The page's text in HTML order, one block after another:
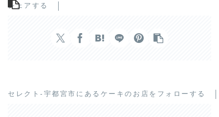
シェアする
セレクト-宇都宮市にあるケーキのお店をフォローする